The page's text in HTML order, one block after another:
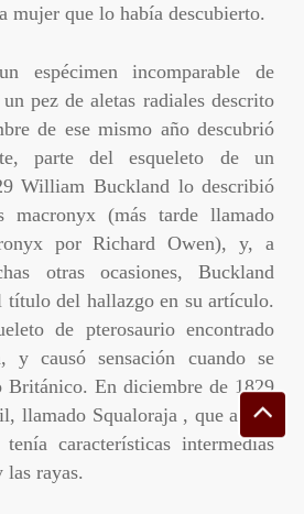
mujer que lo había descubierto.
espécimen incomparable de
pez de aletas radiales descrito
de ese mismo año descubrió
parte del esqueleto de un
William Buckland lo describió
macronyx (más tarde llamado
por Richard Owen), y, a
otras ocasiones, Buckland
del hallazgo en su artículo.
de pterosaurio encontrado
y causó sensación cuando se
Británico. En diciembre de 1829
llamado Squaloraja , que atrajo
características intermedias
las rayas.